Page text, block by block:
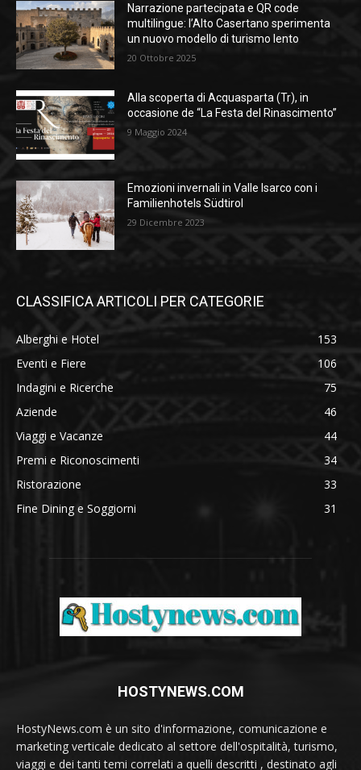
Narrazione partecipata e QR code
multilingue: l’Alto Casertano sperimenta
un nuovo modello di turismo lento
20 Ottobre 2025
Alla scoperta di Acquasparta (Tr), in
occasione de “La Festa del Rinascimento”
9 Maggio 2024
Emozioni invernali in Valle Isarco con i
Familienhotels Südtirol
29 Dicembre 2023
CLASSIFICA ARTICOLI PER CATEGORIE
Alberghi e Hotel
153
Eventi e Fiere
106
Indagini e Ricerche
75
Aziende
46
Viaggi e Vacanze
44
Premi e Riconoscimenti
34
Ristorazione
33
Fine Dining e Soggiorni
31
HOSTYNEWS.COM
HostyNews.com è un sito d'informazione, comunicazione e
marketing verticale dedicato al settore dell'ospitalità, turismo,
viaggi e dei tanti temi correlati a quelli descritti , destinato agli